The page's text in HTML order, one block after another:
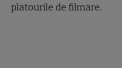
platourile de filmare.